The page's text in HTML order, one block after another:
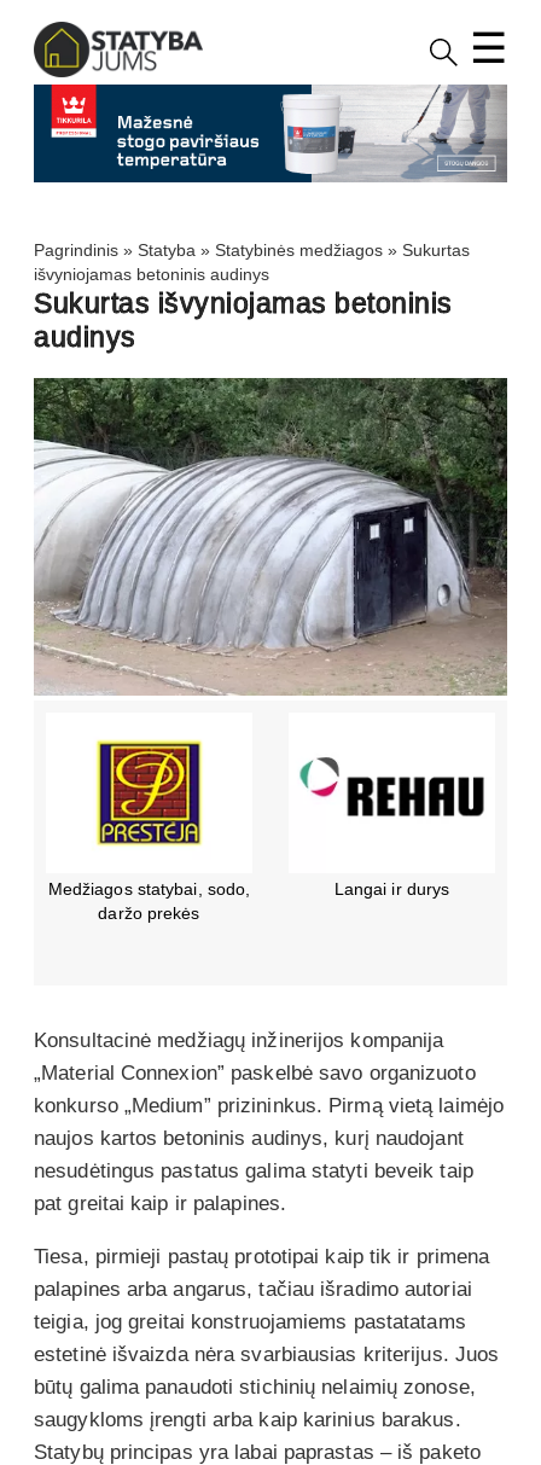
☰
Pagrindinis » Statyba » Statybinės medžiagos » Sukurtas
išvyniojamas betoninis audinys
Sukurtas išvyniojamas betoninis
audinys
Oficialus “Forbuild”,
“Conecto”, “Kraso” ir
Praturtinti šiuolaikinį
Konsultacinė medžiagų inžinerijos kompanija
„Material Connexion” paskelbė savo organizuoto
konkurso „Medium” prizininkus. Pirmą vietą laimėjo
naujos kartos betoninis audinys, kurį naudojant
nesudėtingus pastatus galima statyti beveik taip
pat greitai kaip ir palapines.
Tiesa, pirmieji pastaų prototipai kaip tik ir primena
palapines arba angarus, tačiau išradimo autoriai
teigia, jog greitai konstruojamiems pastatatams
estetinė išvaizda nėra svarbiausias kriterijus. Juos
būtų galima panaudoti stichinių nelaimių zonose,
saugykloms įrengti arba kaip karinius barakus.
Statybų principas yra labai paprastas – iš paketo